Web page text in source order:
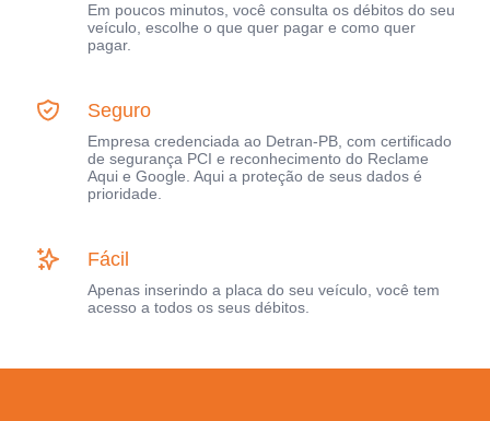
Em poucos minutos, você consulta os débitos do seu
veículo, escolhe o que quer pagar e como quer
pagar.
Seguro
Empresa credenciada ao Detran-PB, com certificado
de segurança PCI e reconhecimento do Reclame
Aqui e Google. Aqui a proteção de seus dados é
prioridade.
Fácil
Apenas inserindo a placa do seu veículo, você tem
acesso a todos os seus débitos.